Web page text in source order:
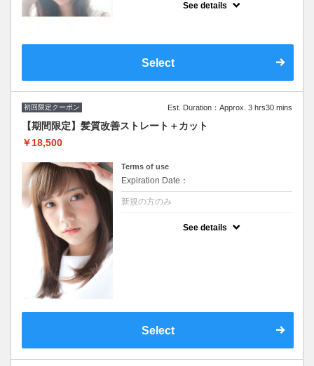
See details
Select
初回限定クーポン Est. Duration：Approx. 3 hrs30 mins
【期間限定】髪質改善ストレート＋カット
￥18,500
Terms of use
Expiration Date：
新規の方のみ
See details
Select